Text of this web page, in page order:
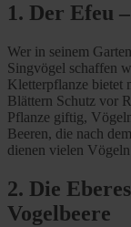
1. Der Efeu
Wer in seinem
Singvögel schaffen
Kletterpflanze bietet
Blättern Schutz vor
Pflanze giftig,
Beeren, die nach
dienen vielen
2. Die
Vogelbeere